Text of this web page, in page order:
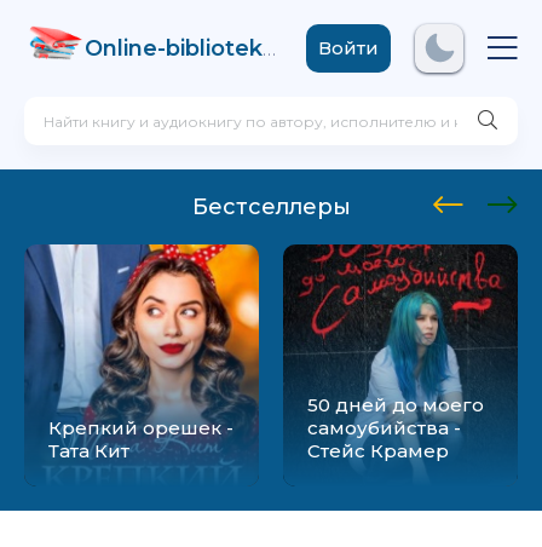
Online-biblioteka .comВойти
Бестселлеры
Крепкий орешек -
Тата Кит
50 дней до моего
самоубийства -
Стейс Крамер